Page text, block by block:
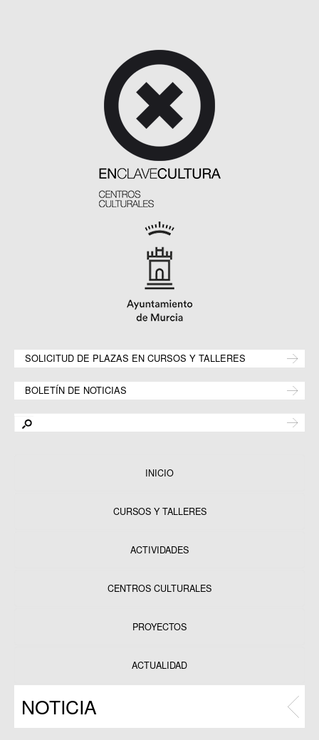
SOLICITUD DE PLAZAS EN CURSOS Y TALLERES
BOLETÍN DE NOTICIAS
INICIO
CURSOS Y TALLERES
ACTIVIDADES
CENTROS CULTURALES
PROYECTOS
Programas
ACTUALIDAD
NOTICIA